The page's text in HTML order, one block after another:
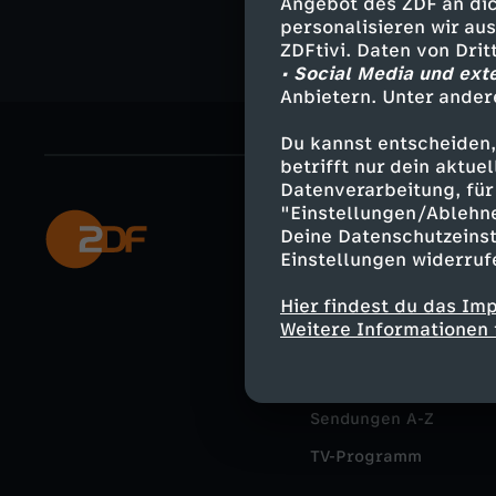
personalisieren wir
ZDFtivi. Daten von
• Social Media und
Anbietern. Unter
Du kannst
betrifft nur dein
Datenverarbeitung,
"Einstellungen/
Deine
Einstellungen
Hier findest du das
Weitere
Mehr ZDF
ZDF-Apps
Smart TV
ZDFtext
Sendungen A-Z
TV-Programm